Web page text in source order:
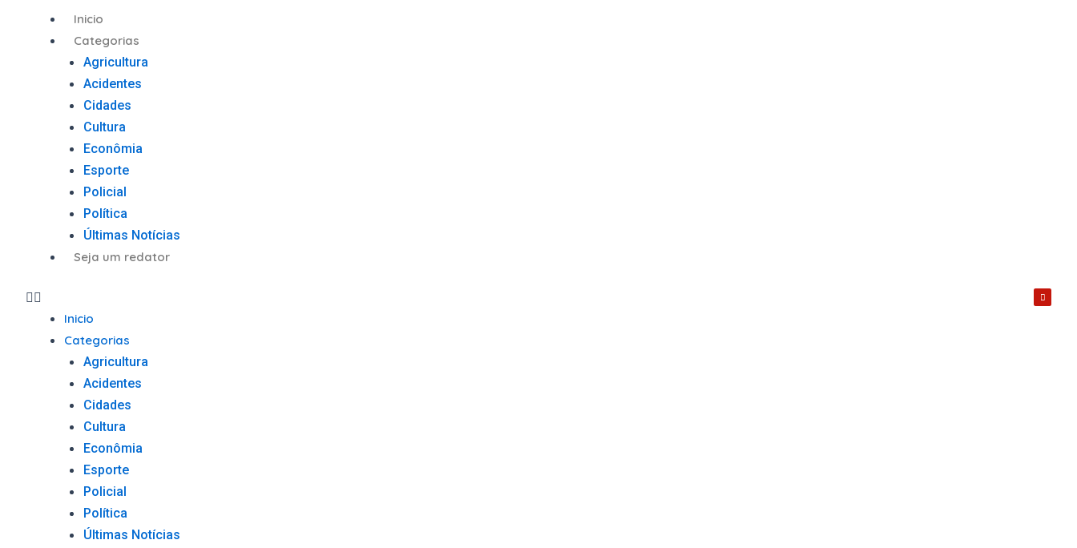
Inicio
Categorias
Agricultura
Acidentes
Cidades
Cultura
Econômia
Esporte
Policial
Política
Últimas Notícias
Seja um redator
Menu
Inicio
Categorias
Agricultura
Acidentes
Cidades
Cultura
Econômia
Esporte
Policial
Política
Últimas Notícias
I
n
s